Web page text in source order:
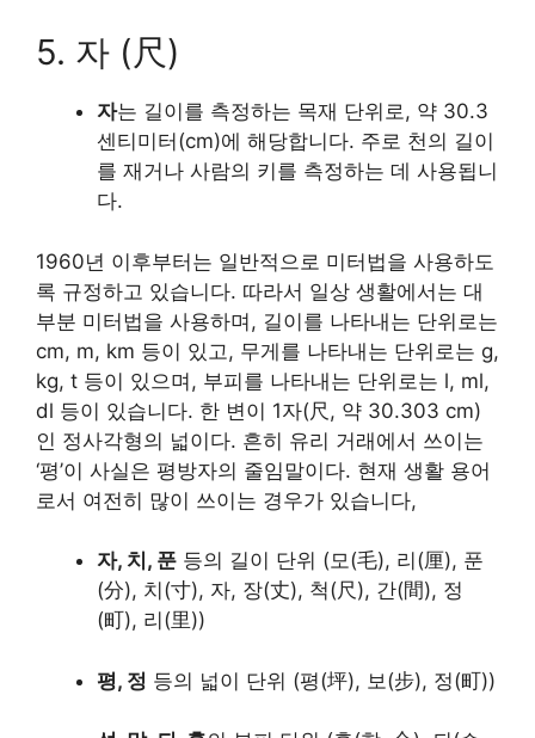
5. 자 (尺)
자는 길이를 측정하는 목재 단위로, 약 30.3
센티미터(cm)에 해당합니다. 주로 천의 길이
를 재거나 사람의 키를 측정하는 데 사용됩니
다.
1960년 이후부터는 일반적으로 미터법을 사용하도
록 규정하고 있습니다. 따라서 일상 생활에서는 대
부분 미터법을 사용하며, 길이를 나타내는 단위로는
cm, m, km 등이 있고, 무게를 나타내는 단위로는 g,
kg, t 등이 있으며, 부피를 나타내는 단위로는 l, ml,
dl 등이 있습니다. 한 변이 1자(尺, 약 30.303 cm)
인 정사각형의 넓이다. 흔히 유리 거래에서 쓰이는
‘평’이 사실은 평방자의 줄임말이다. 현재 생활 용어
로서 여전히 많이 쓰이는 경우가 있습니다,
자, 치, 푼 등의 길이 단위 (모(毛), 리(厘), 푼
(分), 치(寸), 자, 장(丈), 척(尺), 간(間), 정
(町), 리(里))
평, 정 등의 넓이 단위 (평(坪), 보(步), 정(町))